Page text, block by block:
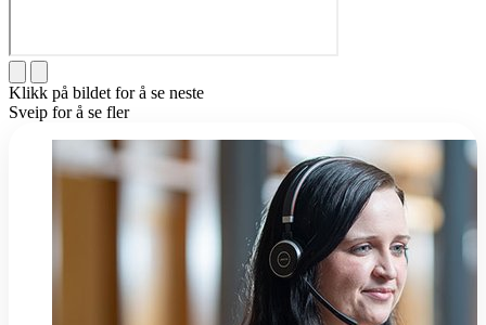
Klikk på bildet for å se neste
Sveip for å se fler